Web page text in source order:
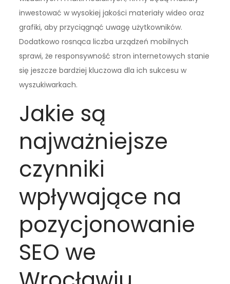
inwestować w wysokiej jakości materiały wideo oraz
grafiki, aby przyciągnąć uwagę użytkowników.
Dodatkowo rosnąca liczba urządzeń mobilnych
sprawi, że responsywność stron internetowych stanie
się jeszcze bardziej kluczowa dla ich sukcesu w
wyszukiwarkach.
Jakie są
najważniejsze
czynniki
wpływające na
pozycjonowanie
SEO we